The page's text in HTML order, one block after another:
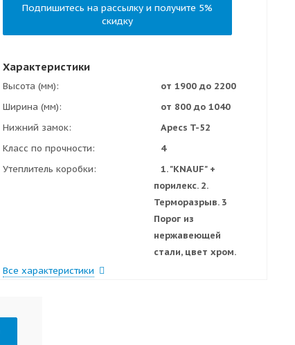
Подпишитесь на рассылку и получите 5%
скидку
Характеристики
Высота (мм)
от 1900 до 2200
Ширина (мм)
от 800 до 1040
Нижний замок
Apecs T-52
Класс по прочности
4
Утеплитель коробки
1. "KNAUF" +
порилекс. 2.
Терморазрыв. 3
Порог из
нержавеющей
стали, цвет хром.
Все характеристики